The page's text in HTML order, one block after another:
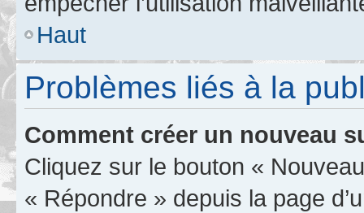
Haut
Problèmes liés à la
Comment créer un nouveau
Cliquez sur le bouton «
« Répondre » depuis la page